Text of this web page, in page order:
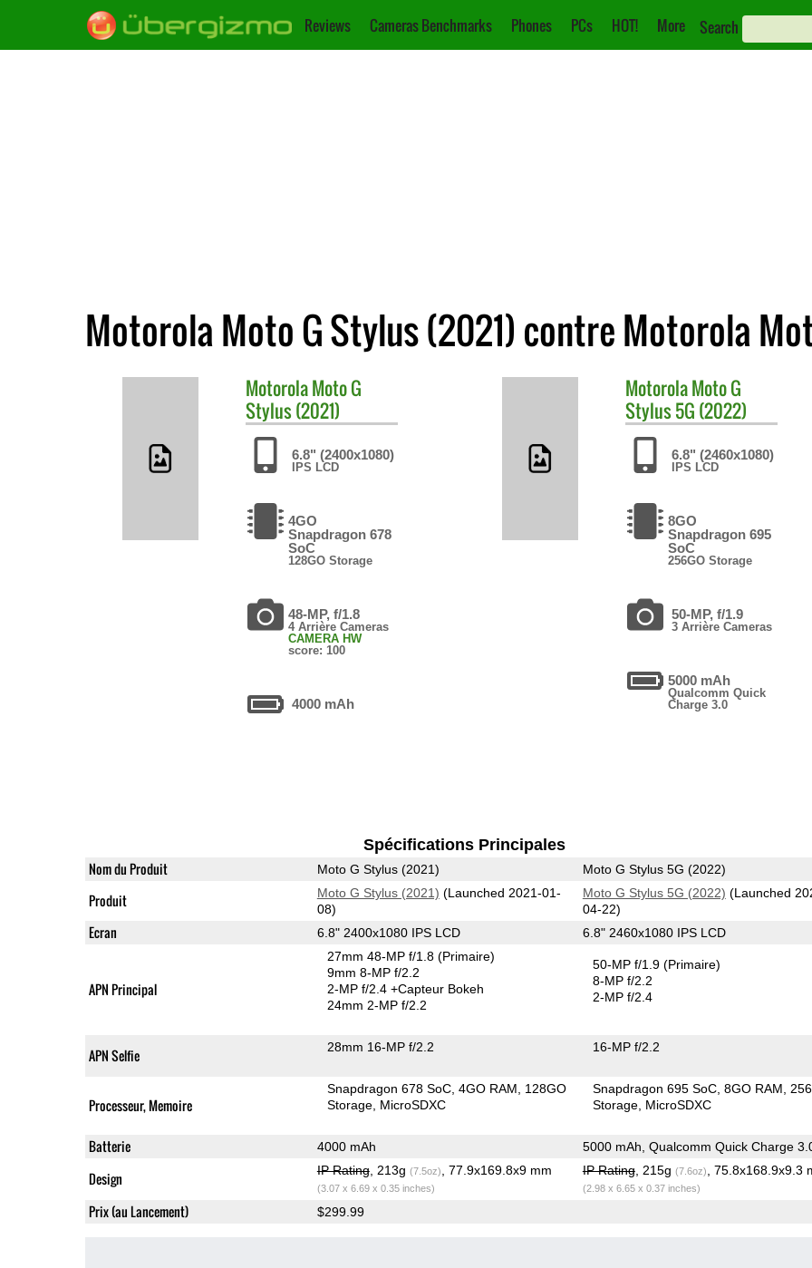
Reviews Cameras Benchmarks Phones PCs HOT! More Search
Motorola Moto G Stylus (2021) contre Motorola
MotorolaMoto G
Stylus (2021)
6.8" (2400x1080)
IPS LCD
4GO
Snapdragon 678
SoC
128GO Storage
48-MP, f/1.8
4 Arrière Cameras
CAMERA HW
score: 100
4000 mAh
MotorolaMoto G
Stylus 5G (2022)
6.8" (2460x1080)
IPS LCD
8GO
Snapdragon 695
SoC
256GO Storage
50-MP, f/1.9
3 Arrière Cameras
5000 mAh
Qualcomm Quick
Charge 3.0
Spécifications Principales
Nom du Produit Moto G Stylus (2021) Moto G Stylus 5G (2022)
Produit Moto G Stylus (2021) (Launched 2021-01-
08)
Moto G Stylus 5G (2022) (Launched
04-22)
Ecran 6.8" 2400x1080 IPS LCD 6.8" 2460x1080 IPS LCD
APN Principal
27mm 48-MP f/1.8(Primaire)
9mm 8-MP f/2.2
2-MP f/2.4+Capteur Bokeh
24mm 2-MP f/2.2
50-MP f/1.9(Primaire)
8-MP f/2.2
2-MP f/2.4
APN Selfie 28mm 16-MP f/2.2 16-MP f/2.2
Processeur, Memoire
Snapdragon 678 SoC 4GO RAM
128GO
Storage MicroSDXC
Snapdragon 695 SoC 8GO RAM
Storage MicroSDXC
Batterie 4000 mAh 5000 mAh, Qualcomm Quick Charge
Design IP Rating, 213g (7.5oz) , 77.9x169.8x9 mm
(3.07 x 6.69 x 0.35 inches)
IP Rating, 215g (7.6oz) , 75.8x168.9x9.3
(2.98 x 6.65 x 0.37 inches)
Prix (au Lancement) $299.99